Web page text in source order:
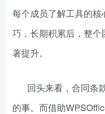
每个成员了解工具的
巧，长期积累后，整
著提升。
回头来看，合同条
的事。而借助